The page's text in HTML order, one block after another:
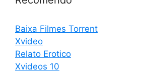
Baixa Filmes Torrent
Xvideo
Relato Erotico
Xvideos 10